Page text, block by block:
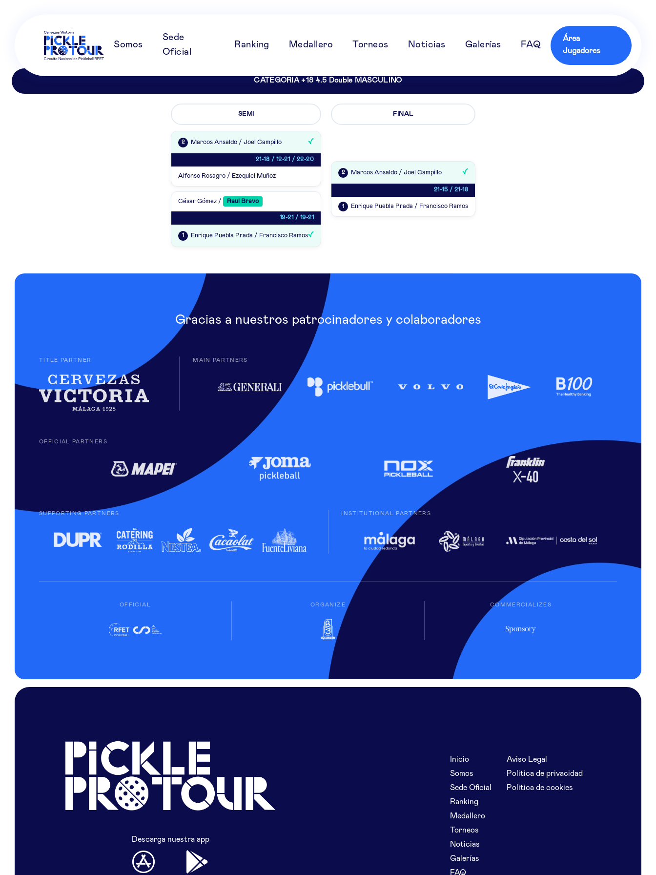
Somos
Sede
Oficial
Ranking Medallero Torneos Noticias Galerías FAQ
Área
Jugadores
CATEGORIA +18 4.5 Double MASCULINO
SEMI
2 Marcos Ansaldo / Joel Campillo
21-18 / 12-21 / 22-20
Alfonso Rosagro / Ezequiel Muñoz
César Gómez / Raul Bravo
19-21 / 19-21
1 Enrique Puebla Prada / Francisco Ramos
FINAL
2 Marcos Ansaldo / Joel Campillo
21-15 / 21-18
1 Enrique Puebla Prada / Francisco Ramos
Gracias a nuestros patrocinadores y colaboradores
TITLE PARTNER MAIN PARTNERS
OFFICIAL PARTNERS
SUPPORTING PARTNERS INSTITUTIONAL PARTNERS
OFFICIAL ORGANIZE COMMERCIALIZES
Descarga nuestra app
Inicio
Somos
Sede Oficial
Ranking
Medallero
Torneos
Noticias
Galerías
FAQ
Aviso Legal
Politica de privacidad
Politica de cookies